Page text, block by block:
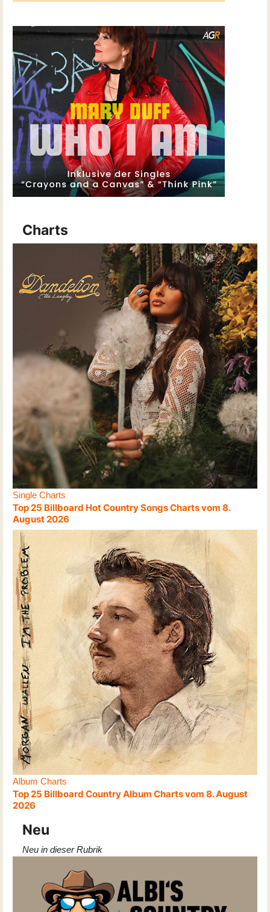
Charts
Single Charts
Top 25 Billboard Hot Country Songs Charts vom 8.
August 2026
Album Charts
Top 25 Billboard Country Album Charts vom 8. August
2026
Neu
Neu in dieser Rubrik